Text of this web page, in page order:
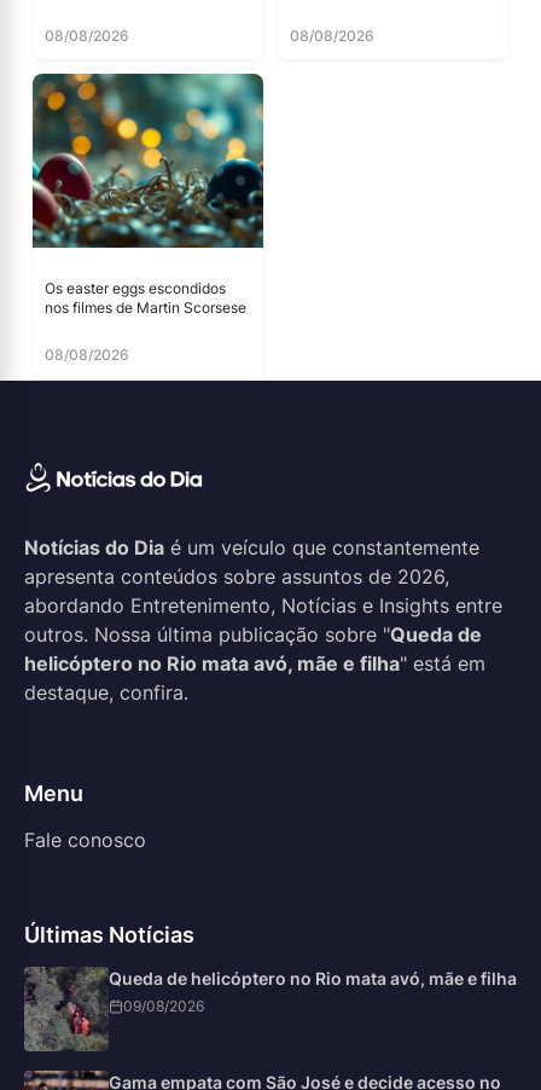
08/08/2026 08/08/2026
Os easter eggs escondidos
nos filmes de Martin Scorsese
08/08/2026
Notícias do Dia é um veículo que constantemente
apresenta conteúdos sobre assuntos de 2026,
abordando Entretenimento, Notícias e Insights entre
outros. Nossa última publicação sobre "Queda de
helicóptero no Rio mata avó, mãe e filha" está em
destaque, confira.
Menu
Fale conosco
Últimas Notícias
Queda de helicóptero no Rio mata avó, mãe e filha
09/08/2026
Gama empata com São José e decide acesso no